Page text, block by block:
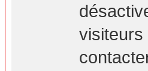
visiteurs